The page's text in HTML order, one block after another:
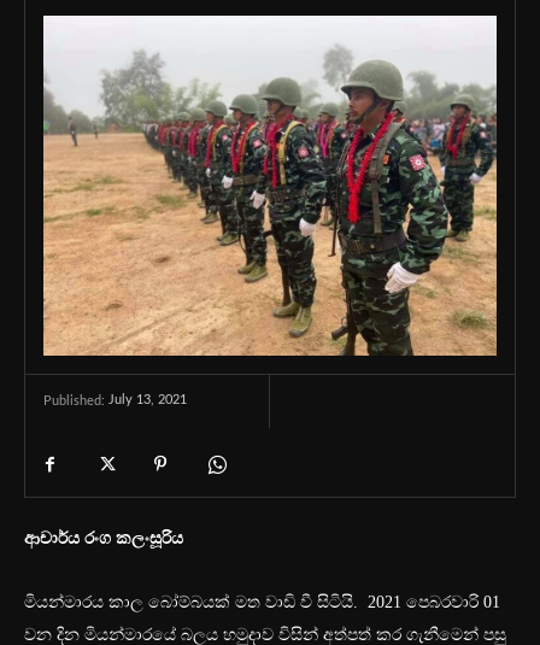
Published: July 13, 2021
ආචාර්ය රංග කලංසූරිය
මියන්මාරය කාල බෝම්බයක් මත වාඩි වී සිටියි. 2021 පෙබරවාරි 01
වන දින මියන්මාරයේ බලය හමුදාව විසින් අත්පත් කර ගැනීමෙන් පසු